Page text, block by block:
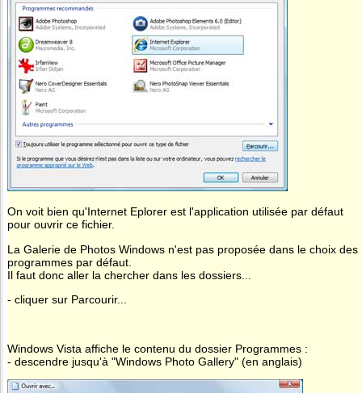
On voit bien qu'Internet Eplorer est l'application utilisée par défaut
pour ouvrir ce fichier.
La Galerie de Photos Windows n'est pas proposée dans le choix des
programmes par défaut.
Il faut donc aller la chercher dans les dossiers...
- cliquer sur Parcourir...
Windows Vista affiche le contenu du dossier Programmes :
- descendre jusqu'à "Windows Photo Gallery" (en anglais)